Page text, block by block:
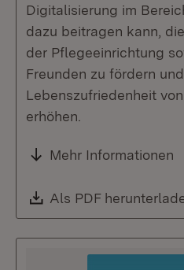
Digitalisierung im
dazu beitragen kann,
der Pflegeeinrichtung
Freunden zu fördern
Lebenszufriedenheit
erhöhen.
Mehr Informationen
Download:
Als PDF